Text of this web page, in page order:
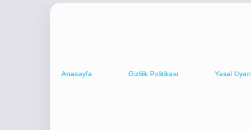
Anasayfa Gizlilik Politikası Yasal Uyarı